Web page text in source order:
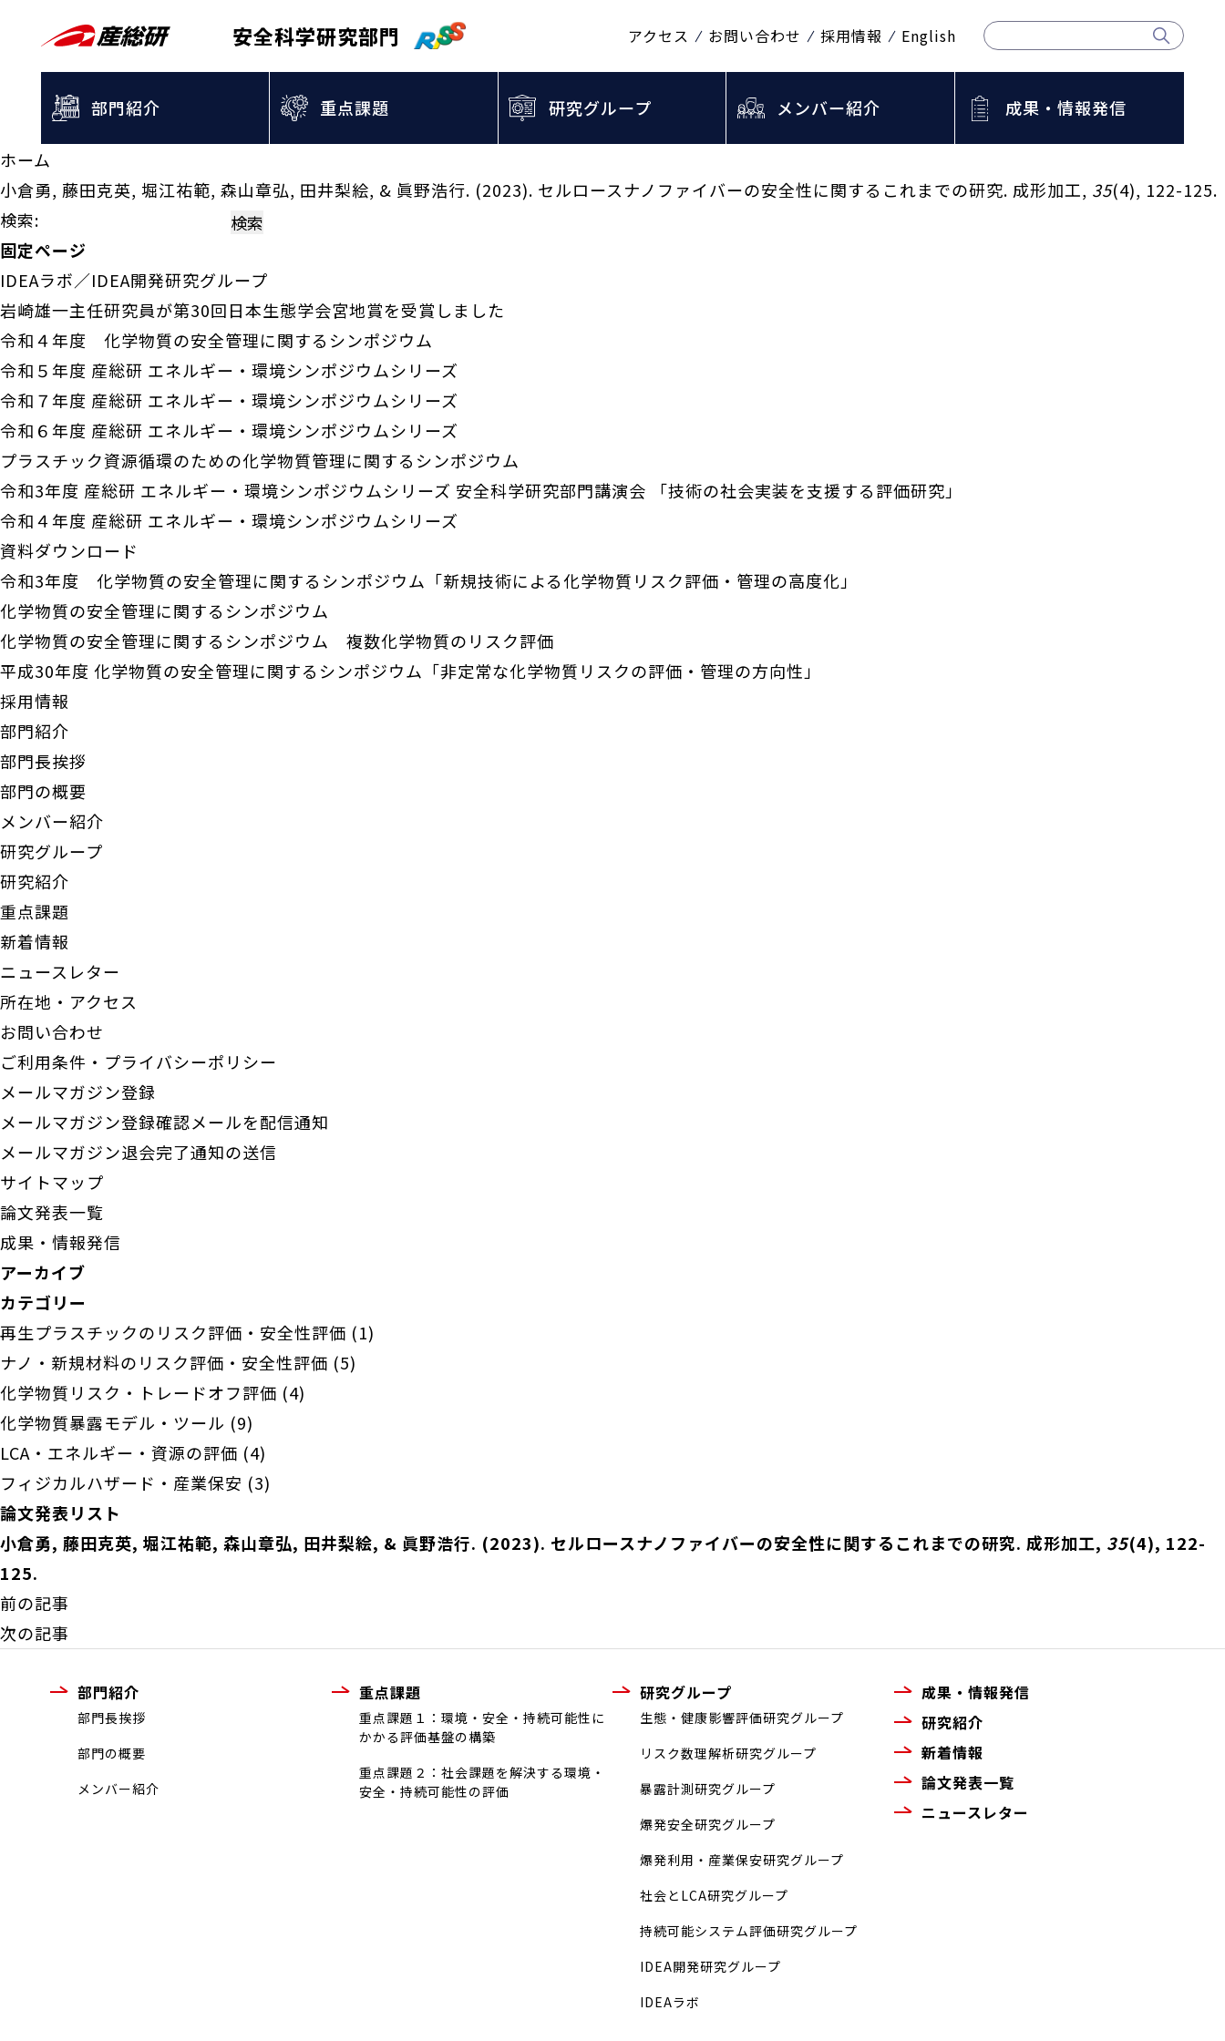
安全科学研究部門 アクセス お問い合わせ 採用情報 English
部門紹介 重点課題 研究グループ メンバー紹介 成果・情報発信
ホーム
小倉勇, 藤田克英, 堀江祐範, 森山章弘, 田井梨絵, & 眞野浩行. (2023). セルロースナノファイバーの安全性に関するこれまでの研究. 成形加工, 35(4), 122-125.
検索:
固定ページ
IDEAラボ／IDEA開発研究グループ
岩崎雄一主任研究員が第30回日本生態学会宮地賞を受賞しました
令和４年度 化学物質の安全管理に関するシンポジウム
令和５年度 産総研 エネルギー・環境シンポジウムシリーズ
令和７年度 産総研 エネルギー・環境シンポジウムシリーズ
令和６年度 産総研 エネルギー・環境シンポジウムシリーズ
プラスチック資源循環のための化学物質管理に関するシンポジウム
令和3年度 産総研 エネルギー・環境シンポジウムシリーズ 安全科学研究部門講演会 「技術の社会実装を支援する評価研究」
令和４年度 産総研 エネルギー・環境シンポジウムシリーズ
資料ダウンロード
令和3年度 化学物質の安全管理に関するシンポジウム「新規技術による化学物質リスク評価・管理の高度化」
化学物質の安全管理に関するシンポジウム
化学物質の安全管理に関するシンポジウム 複数化学物質のリスク評価
平成30年度 化学物質の安全管理に関するシンポジウム「非定常な化学物質リスクの評価・管理の方向性」
採用情報
部門紹介
部門長挨拶
部門の概要
メンバー紹介
研究グループ
研究紹介
重点課題
新着情報
ニュースレター
所在地・アクセス
お問い合わせ
ご利用条件・プライバシーポリシー
メールマガジン登録
メールマガジン登録確認メールを配信通知
メールマガジン退会完了通知の送信
サイトマップ
論文発表一覧
成果・情報発信
アーカイブ
カテゴリー
再生プラスチックのリスク評価・安全性評価 (1)
ナノ・新規材料のリスク評価・安全性評価 (5)
化学物質リスク・トレードオフ評価 (4)
化学物質暴露モデル・ツール (9)
LCA・エネルギー・資源の評価 (4)
フィジカルハザード・産業保安 (3)
論文発表リスト
小倉勇, 藤田克英, 堀江祐範, 森山章弘, 田井梨絵, & 眞野浩行. (2023). セルロースナノファイバーの安全性に関するこれまでの研究. 成形加工, 35(4), 122-
125.
前の記事
次の記事
部門紹介
部門長挨拶
部門の概要
メンバー紹介
重点課題
重点課題１：環境・安全・持続可能性に
かかる評価基盤の構築
重点課題２：社会課題を解決する環境・
安全・持続可能性の評価
研究グループ
生態・健康影響評価研究グループ
リスク数理解析研究グループ
暴露計測研究グループ
爆発安全研究グループ
爆発利用・産業保安研究グループ
社会とLCA研究グループ
持続可能システム評価研究グループ
IDEA開発研究グループ
IDEAラボ
成果・情報発信
研究紹介
新着情報
論文発表一覧
ニュースレター